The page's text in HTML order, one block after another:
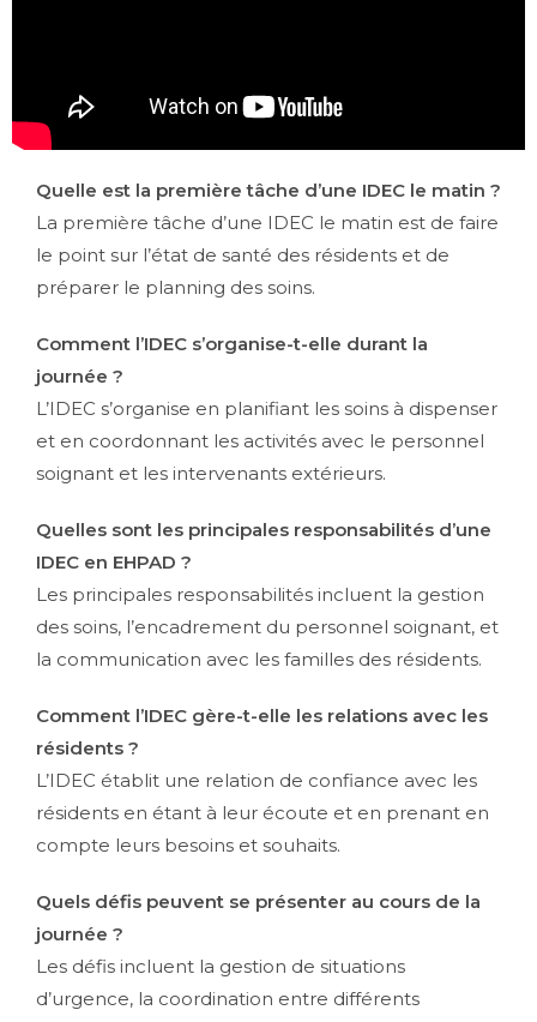
Quelle est la première tâche d’une IDEC le matin ?
La première tâche d’une IDEC le matin est de faire
le point sur l’état de santé des résidents et de
préparer le planning des soins.
Comment l’IDEC s’organise-t-elle durant la
journée ?
L’IDEC s’organise en planifiant les soins à dispenser
et en coordonnant les activités avec le personnel
soignant et les intervenants extérieurs.
Quelles sont les principales responsabilités d’une
IDEC en EHPAD ?
Les principales responsabilités incluent la gestion
des soins, l’encadrement du personnel soignant, et
la communication avec les familles des résidents.
Comment l’IDEC gère-t-elle les relations avec les
résidents ?
L’IDEC établit une relation de confiance avec les
résidents en étant à leur écoute et en prenant en
compte leurs besoins et souhaits.
Quels défis peuvent se présenter au cours de la
journée ?
Les défis incluent la gestion de situations
d’urgence, la coordination entre différents